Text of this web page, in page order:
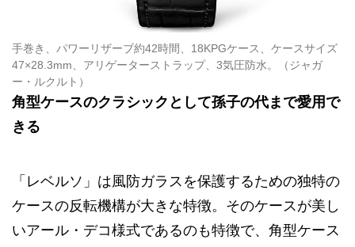
手巻き、パワーリザーブ約42時間、18KPGケース、ケースサイズ
47×28.3mm、アリゲーターストラップ、3気圧防水。（ジャガ
ー・ルクルト）
角型ケースのクラシックとして孫子の代まで愛用で
きる
「レベルソ」は風防ガラスを保護するための独特の
ケースの反転機構が大きな特徴。そのケースが美し
いアール・デコ様式であるのも特徴で、角型ケース